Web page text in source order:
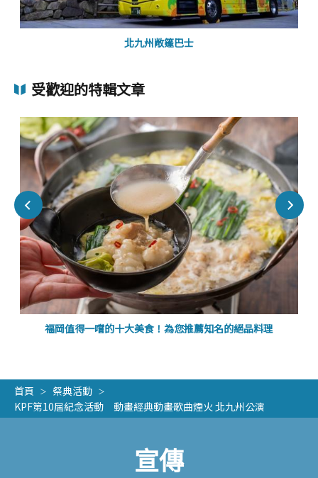
北九州敞篷巴士
受歡迎的特輯文章
福岡值得一嚐的十大美食！為您推薦知名的絕品料理
首頁
祭典活動
KPF第10屆紀念活動 動畫經典動畫歌曲煙火 北九州公演
宣傳